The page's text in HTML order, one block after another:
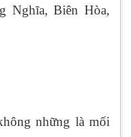
Nghĩa, Biên Hòa,
những là mối